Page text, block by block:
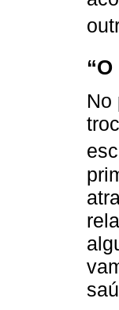
No